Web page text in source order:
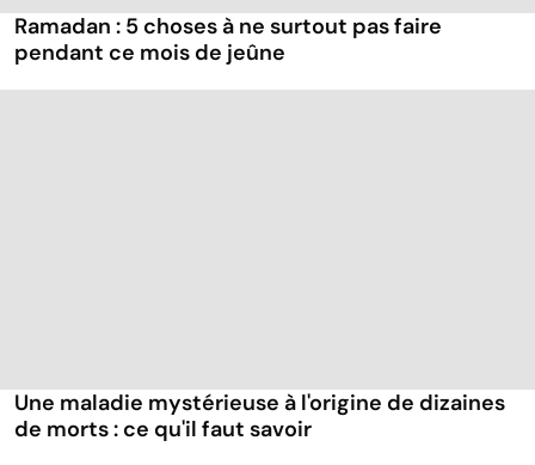
Ramadan : 5 choses à ne surtout pas faire
pendant ce mois de jeûne
Une maladie mystérieuse à l'origine de dizaines
de morts : ce qu'il faut savoir